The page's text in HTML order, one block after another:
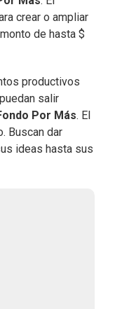
crear o ampliar
de hasta $
productivos
salir
Por Más. El
Buscan dar
ideas hasta sus